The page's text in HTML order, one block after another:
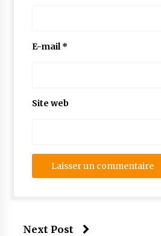
E-mail*
Site web
Next Post